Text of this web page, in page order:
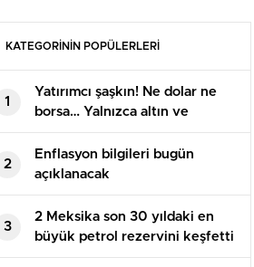
KATEGORİNİN POPÜLERLERİ
1
Yatırımcı şaşkın! Ne dolar ne
borsa… Yalnızca altın ve
Bitcoin para kazandırdı
2
Enflasyon bilgileri bugün
açıklanacak
3
2 Meksika son 30 yıldaki en
büyük petrol rezervini keşfetti